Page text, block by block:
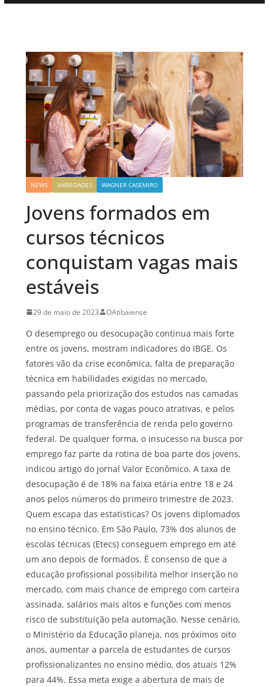
NEWS VARIEDADES WAGNER CASEMIRO
Jovens formados em
cursos técnicos
conquistam vagas mais
estáveis
29 de maio de 2023 OAtibaiense
O desemprego ou desocupação continua mais forte
entre os jovens, mostram indicadores do IBGE. Os
fatores vão da crise econômica, falta de preparação
técnica em habilidades exigidas no mercado,
passando pela priorização dos estudos nas camadas
médias, por conta de vagas pouco atrativas, e pelos
programas de transferência de renda pelo governo
federal. De qualquer forma, o insucesso na busca por
emprego faz parte da rotina de boa parte dos jovens,
indicou artigo do jornal Valor Econômico. A taxa de
desocupação é de 18% na faixa etária entre 18 e 24
anos pelos números do primeiro trimestre de 2023.
Quem escapa das estatísticas? Os jovens diplomados
no ensino técnico. Em São Paulo, 73% dos alunos de
escolas técnicas (Etecs) conseguem emprego em até
um ano depois de formados. É consenso de que a
educação profissional possibilita melhor inserção no
mercado, com mais chance de emprego com carteira
assinada, salários mais altos e funções com menos
risco de substituição pela automação. Nesse cenário,
o Ministério da Educação planeja, nos próximos oito
anos, aumentar a parcela de estudantes de cursos
profissionalizantes no ensino médio, dos atuais 12%
para 44%. Essa meta exige a abertura de mais de